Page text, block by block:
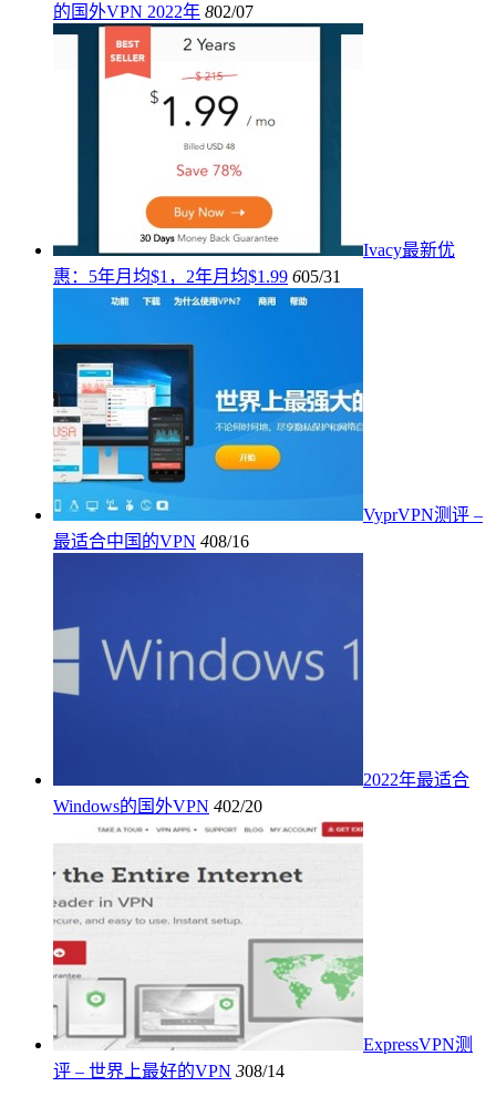
的国外VPN 2022年 802/07
Ivacy最新优
惠：5年月均$1，2年月均$1.99 605/31
VyprVPN测评 –
最适合中国的VPN 408/16
2022年最适合
Windows的国外VPN 402/20
ExpressVPN测
评 – 世界上最好的VPN 308/14